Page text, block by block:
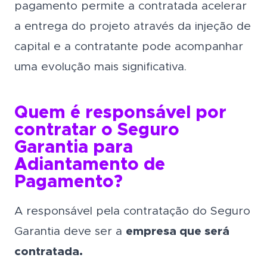
pagamento permite a contratada acelerar
a entrega do projeto através da injeção de
capital e a contratante pode acompanhar
uma evolução mais significativa.
Quem é responsável por
contratar o Seguro
Garantia para
Adiantamento de
Pagamento?
A responsável pela contratação do Seguro
Garantia deve ser a empresa que será
contratada.